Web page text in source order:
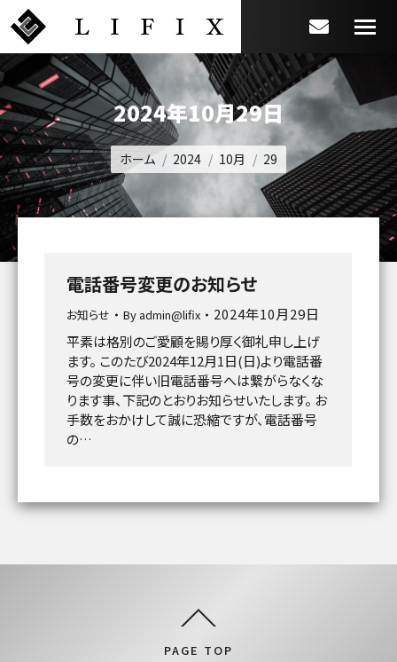
2024年10月29日
You are here:
ホーム 2024 10月 29
電話番号変更のお知らせ
お知らせ By admin@lifix
2024年10月29日
平素は格別のご愛顧を賜り厚く御礼申し上げ
ます。 このたび2024年12月1日(日)より電話番
号の変更に伴い旧電話番号へは繋がらなくな
ります事、下記のとおりお知らせいたします。 お
手数をおかけして誠に恐縮ですが、電話番号
の…
PAGE TOP